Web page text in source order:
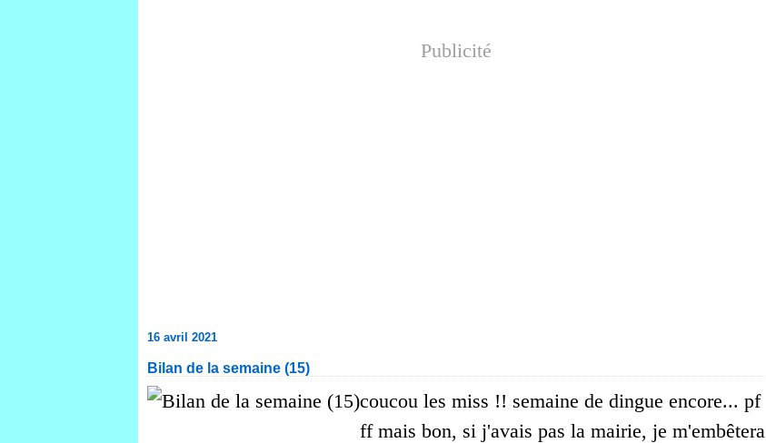
Publicité
16 avril 2021
Bilan de la semaine (15)
coucou les miss !! semaine de dingue encore... pf
ff mais bon, si j'avais pas la mairie, je m'embêtera